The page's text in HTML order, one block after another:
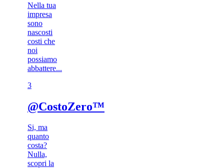
Nella tua
impresa
sono
nascosti
costi che
noi
possiamo
abbattere...
3​
@CostoZero™
Si, ma
quanto
costa?
Nulla,
scopri la